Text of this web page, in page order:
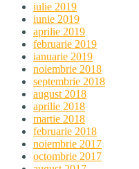
iulie 2019
iunie 2019
aprilie 2019
februarie 2019
ianuarie 2019
noiembrie 2018
septembrie 2018
august 2018
aprilie 2018
martie 2018
februarie 2018
noiembrie 2017
octombrie 2017